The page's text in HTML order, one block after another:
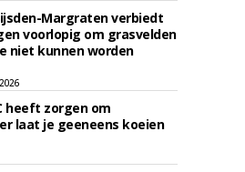
Margraten verbiedt
voorlopig om grasvelden
niet kunnen worden
heeft zorgen om
laat je geeneens koeien